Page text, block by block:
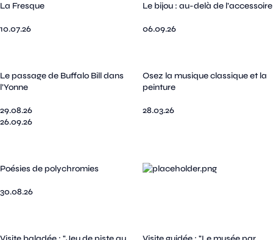
La Fresque
10.07.26
Le bijou : au-delà de l’accessoire
06.09.26
Le passage de Buffalo Bill dans
l’Yonne
29.08.26
26.09.26
Osez la musique classique et la
peinture
28.03.26
Poésies de polychromies
30.08.26